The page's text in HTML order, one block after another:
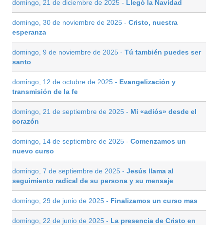
domingo, 21 de diciembre de 2025 - Llegó la Navidad
domingo, 30 de noviembre de 2025 - Cristo, nuestra
esperanza
domingo, 9 de noviembre de 2025 - Tú también puedes ser
santo
domingo, 12 de octubre de 2025 - Evangelización y
transmisión de la fe
domingo, 21 de septiembre de 2025 - Mi «adiós» desde el
corazón
domingo, 14 de septiembre de 2025 - Comenzamos un
nuevo curso
domingo, 7 de septiembre de 2025 - Jesús llama al
seguimiento radical de su persona y su mensaje
domingo, 29 de junio de 2025 - Finalizamos un curso mas
domingo, 22 de junio de 2025 - La presencia de Cristo en